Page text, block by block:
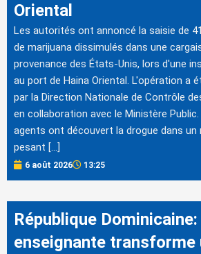
Oriental
Les autorités ont annoncé la saisie de
de marijuana dissimulés dans une
provenance des États-Unis, lors d'une
au port de Haina Oriental. L'opération a
par la Direction Nationale de Contrôle
en collaboration avec le Ministère Public.
agents ont découvert la drogue dans un
pesant […]
6 août 2026 13:25
République Dominicaine:
enseignante transforme